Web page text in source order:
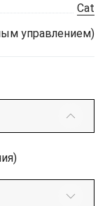
Cat
управлением)